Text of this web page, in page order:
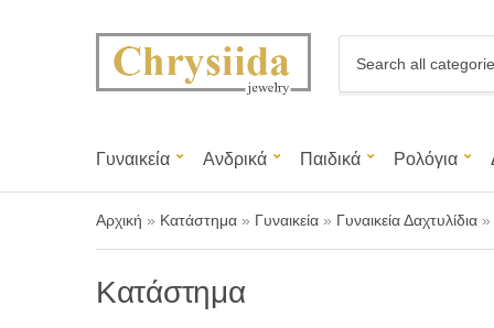
a
g
o
r
y
n
a
Γυναικεία Ανδρικά Παιδικά Ρολόγια
Αρχική » Κατάστημα » Γυναικεία » Γυναικεία Δαχτυλίδια »
Κατάστημα